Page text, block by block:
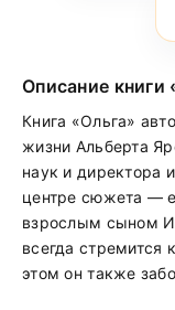
Описание книги
Книга «Ольга»
жизни Альберта
наук и директора
центре сюжета —
взрослым сыном
всегда стремится
этом он также